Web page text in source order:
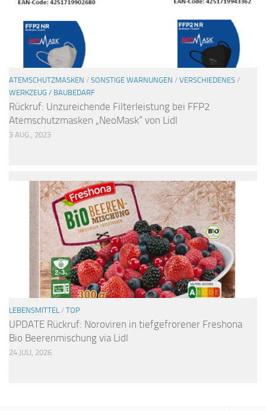
ATEMSCHUTZMASKEN / SONSTIGE WARNUNGEN / VERSCHIEDENES /
WERKZEUG / BAUBEDARF
Rückruf: Unzureichende Filterleistung bei FFP2
Atemschutzmasken „NeoMask“ von Lidl
3 AUG., 2023
LEBENSMITTEL / TOP
UPDATE Rückruf: Noroviren in tiefgefrorener Freshona
Bio Beerenmischung via Lidl
24 JULI, 2026